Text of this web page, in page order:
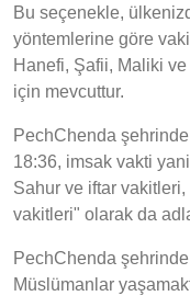
Bu seçenekle,
yöntemlerine göre
Hanefi, Şafii, Maliki
için mevcuttur.
PechChenda
18:36, imsak vakti
Sahur ve iftar
vakitleri" olarak da
PechChenda
Müslümanlar